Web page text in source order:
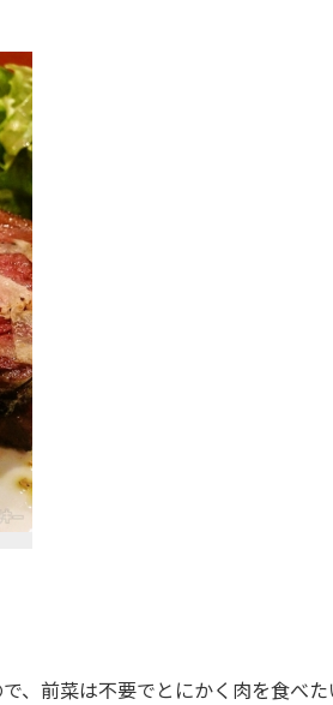
、前菜は不要でとにかく肉を食べ